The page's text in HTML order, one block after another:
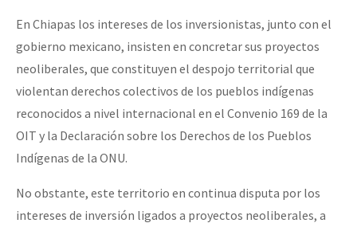
En Chiapas los intereses de los inversionistas, junto con el
gobierno mexicano, insisten en concretar sus proyectos
neoliberales, que constituyen el despojo territorial que
violentan derechos colectivos de los pueblos indígenas
reconocidos a nivel internacional en el Convenio 169 de la
OIT y la Declaración sobre los Derechos de los Pueblos
Indígenas de la ONU.
No obstante, este territorio en continua disputa por los
intereses de inversión ligados a proyectos neoliberales, a